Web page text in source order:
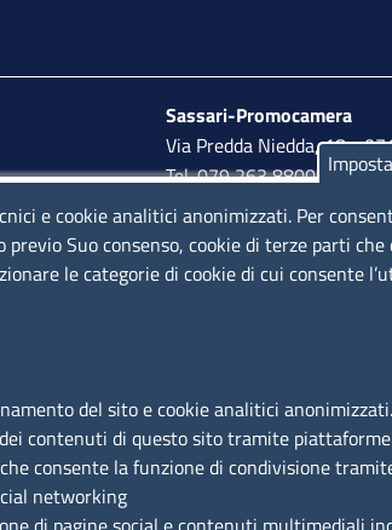
Sassari-Promocamera
Via Predda Niedda, 18 -
Tel. 079 263 8800 | Fax
lunedì al venerdì: 10,00 -
15,30 - 17,00
e
Segnalazione di illecito
Amministrazione
e cookie analitici anonimizzati. Per
previo Suo consenso, cookie di terze parti
le categorie di cookie di cui consente
del sito e cookie analitici anonimizzati.
contenuti di questo sito tramite
consente la funzione di condivisione
networking